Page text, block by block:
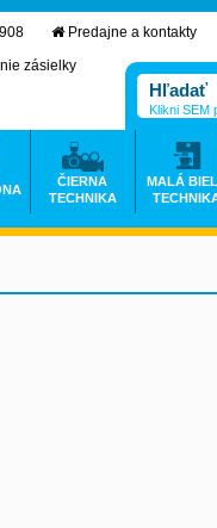
Predajne a kontakty
zásielky
Klikni SEM
ČIERNA
TECHNIKA
MALÁ